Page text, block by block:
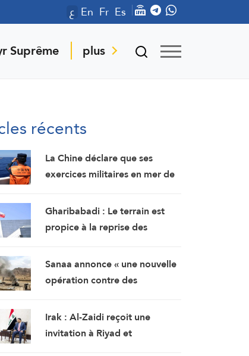
ع En Fr Es
Suprême plus
récents
La Chine déclare que ses
exercices militaires en mer de
aux provocations des
Philippines
Gharibabadi : Le terrain est
propice à la reprise des
les États du Golfe
Sanaa annonce « une nouvelle
opération contre des
saoudiens à Marib »
Irak : Al-Zaidi reçoit une
invitation à Riyad et